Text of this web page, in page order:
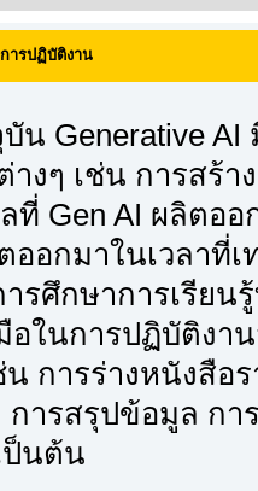
ารปฏิบัติงาน
AI มีบ
างๆ เช่น การสร้
ที่ Gen AI ผลิตออ
อกมาในเวลาที่
รศึกษาการเรียน
อในการปฏิบัติงา
น การร่างหนังสือ
การสรุปข้อมูล กา
ป็นต้น